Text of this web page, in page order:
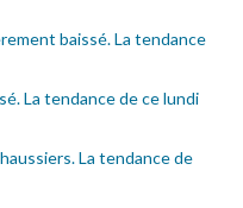
baissé. La tendance
La tendance de ce lundi
La tendance de